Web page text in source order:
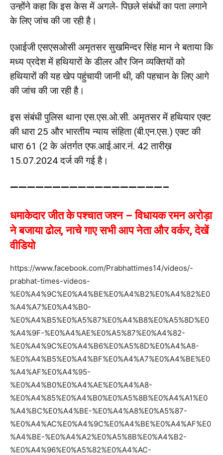
उन्होंने कहा कि इस केस में अगले- पिछले संबंधों का पता लगाने
के लिए जांच की जा रही है।
एआईजी एसएसओसी अमृतसर सुखमिन्दर सिंह मान ने बताया कि
मध्य प्रदेश में हथियारों के डीलर और जिन व्यक्तियों को
हथियारों की यह खेप पहुंचायी जानी थी, की पहचान के लिए आगे
की जांच की जा रही है।
इस संबंधी पुलिस थाना एस.एस.ओ.सी. अमृतसर में हथियार एक्ट
की धारा 25 और भारतीय न्याय संहिता (बी.एन.एस.) एक्ट की
धारा 61 (2 के अंतर्गत एफ.आई.आर.नं. 42 तारीख़
15.07.2024 दर्ज की गई है।
——————————————————–
धमाकेदार जीत के पश्चात जश्न – विधायक रमन अरोड़ा
ने बजाया ढोल, नाचे गाए सभी आप नेता और वर्कर, देखें
वीडियो
https://www.facebook.com/Prabhattimes14/videos/-
prabhat-times-videos-
%E0%A4%9C%E0%A4%BE%E0%A4%B2%E0%A4%82%E0
%A4%A7%E0%A4%B0-
%E0%A4%B5%E0%A5%87%E0%A4%B8%E0%A5%8D%E0
%A4%9F-%E0%A4%AE%E0%A5%87%E0%A4%82-
%E0%A4%9C%E0%A4%B6%E0%A5%8D%E0%A4%A8-
%E0%A4%B5%E0%A4%BF%E0%A4%A7%E0%A4%BE%E0
%A4%AF%E0%A4%95-
%E0%A4%B0%E0%A4%AE%E0%A4%A8-
%E0%A4%85%E0%A4%B0%E0%A5%8B%E0%A4%A1%E0
%A4%BC%E0%A4%BE-%E0%A4%A8%E0%A5%87-
%E0%A4%AC%E0%A4%9C%E0%A4%BE%E0%A4%AF%E0
%A4%BE-%E0%A4%A2%E0%A5%8B%E0%A4%B2-
%E0%A4%96%E0%A5%82%E0%A4%AC-